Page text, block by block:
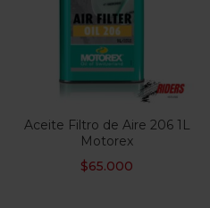
Aceite Filtro de Aire 206 1L
Motorex
$65.000